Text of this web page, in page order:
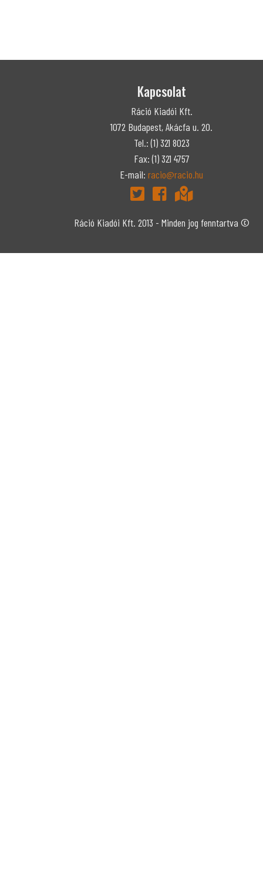
Kapcsolat
Ráció Kiadói Kft.
1072 Budapest, Akácfa u. 20.
Tel.: (1) 321 8023
Fax: (1) 321 4757
E-mail: racio@racio.hu
Ráció Kiadói Kft. 2013 - Minden jog fenntartva ©